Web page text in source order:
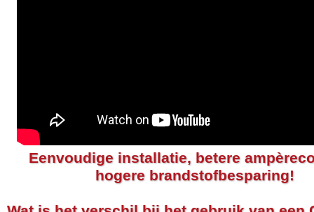
Eenvoudige installatie, betere
hogere brandstofbesparing!